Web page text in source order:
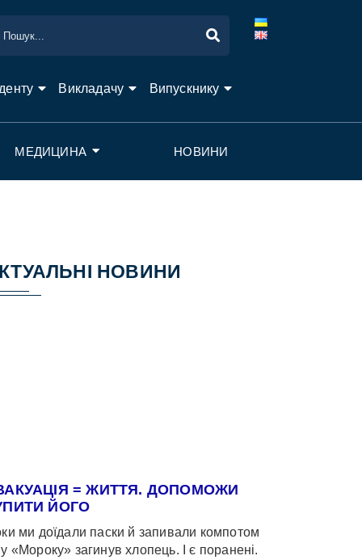
Викладачу Випускнику
МЕДИЦИНА НОВИНИ
НОВИНИ
= ЖИТТЯ. ДОПОМОЖИ
ЙОГО
ми доїдали паски й запивали компотом
«Мороку» загинув хлопець. І є поранені.